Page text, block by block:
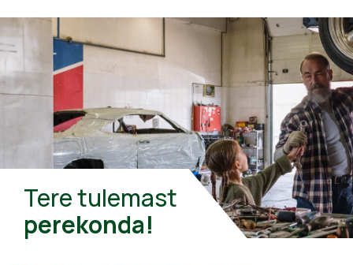
Tere tulemast
perekonda!